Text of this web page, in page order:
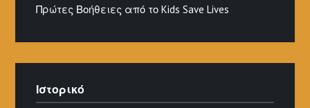
Πρώτες Βοήθειες από το Kids Save Lives
Ιστορικό